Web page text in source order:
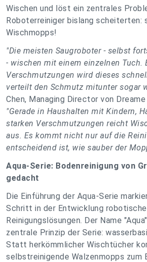
Wischen und löst ein zentrales
Roboterreiniger bislang scheiterten:
Wischmopps!
"Die meisten Saugroboter - selbst
- wischen mit einem einzelnen Tuch.
Verschmutzungen wird dieses
verteilt den Schmutz mitunter sogar
Chen, Managing Director von
"Gerade in Haushalten mit Kindern,
starken Verschmutzungen reicht
aus. Es kommt nicht nur auf die
entscheidend ist, wie sauber der
Aqua-Serie: Bodenreinigung von
gedacht
Die Einführung der Aqua-Serie
Schritt in der Entwicklung
Reinigungslösungen. Der Name
zentrale Prinzip der Serie:
Statt herkömmlicher Wischtücher
selbstreinigende Walzenmopps zum